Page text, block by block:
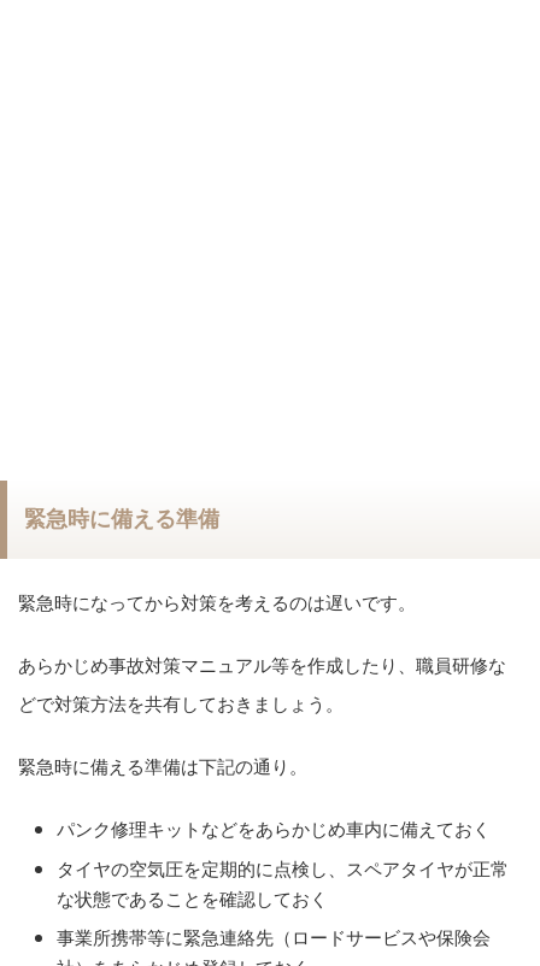
緊急時に備える準備
緊急時になってから対策を考えるのは遅いです。
あらかじめ事故対策マニュアル等を作成したり、職員研修な
どで対策方法を共有しておきましょう。
緊急時に備える準備は下記の通り。
パンク修理キットなどをあらかじめ車内に備えておく
タイヤの空気圧を定期的に点検し、スペアタイヤが正常
な状態であることを確認しておく
事業所携帯等に緊急連絡先（ロードサービスや保険会